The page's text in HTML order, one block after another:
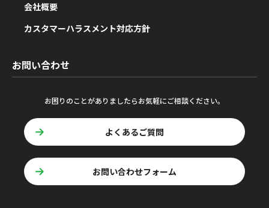
会社概要
カスタマーハラスメント対応方針
お問い合わせ
お困りのことがありましたらお気軽にご相談ください。
よくあるご質問
お問い合わせフォーム